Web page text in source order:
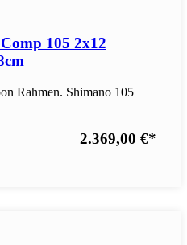
105 2x12
Rahmen. Shimano 105
2.369,00 €*